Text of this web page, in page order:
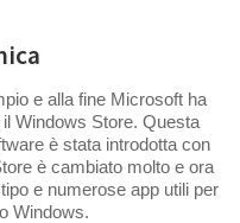
e alla fine Microsoft ha
Windows Store. Questa
è stata introdotta con
è cambiato molto e ora
e numerose app utili per
Windows.